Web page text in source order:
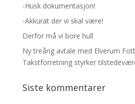
-Husk dokumentasjon!
-Akkurat der vi skal være!
Derfor må vi bore hull
Ny treårig avtale med Elverum
Takstforretning styrker
Siste kommentarer